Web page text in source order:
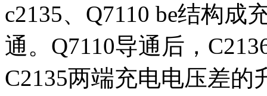
c2135、Q7110 be结构成
通。Q7110导通后，
C2135两端充电电压差的